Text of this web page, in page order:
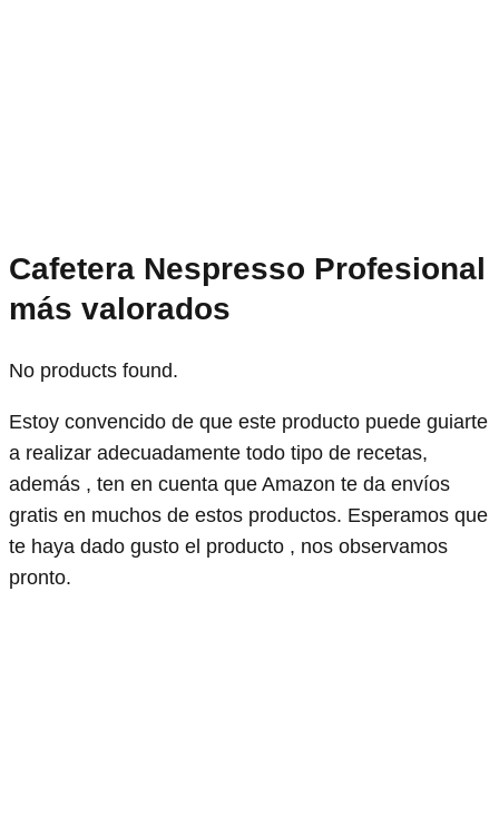
Cafetera Nespresso Profesional
más valorados
No products found.
Estoy convencido de que este producto puede guiarte
a realizar adecuadamente todo tipo de recetas,
además , ten en cuenta que Amazon te da envíos
gratis en muchos de estos productos. Esperamos que
te haya dado gusto el producto , nos observamos
pronto.